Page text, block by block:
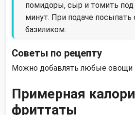
помидоры, сыр и томить
минут. При подаче
базиликом.
Советы по рецепту
Можно добавлять любые овощи
Примерная
фриттаты